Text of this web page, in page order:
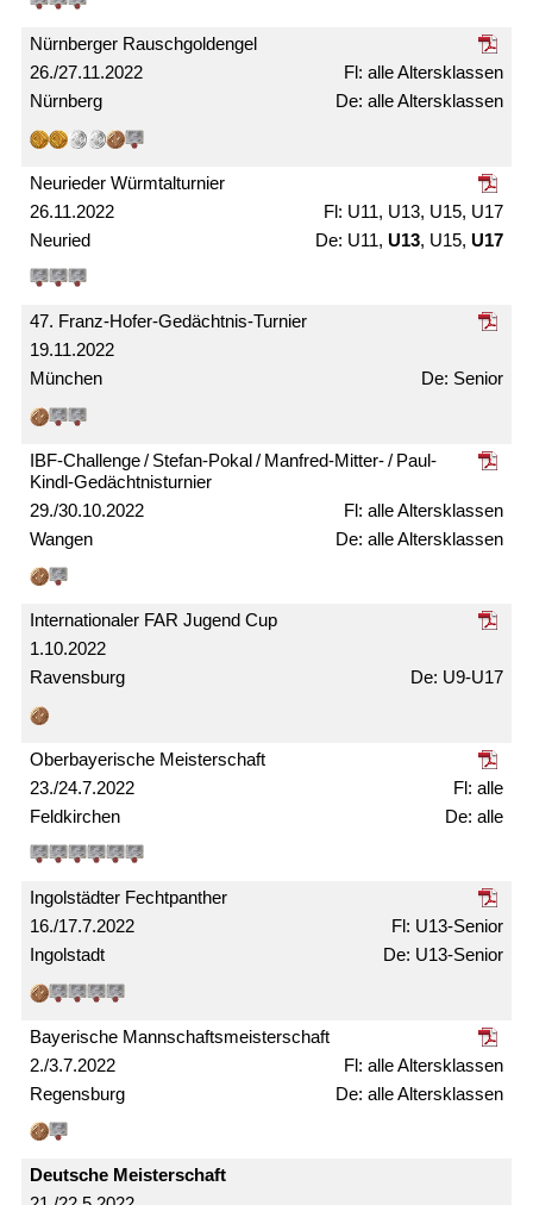
26./27.11.2022
Nürnberger Rausch­gold­engel
Nürnberg
alle Alters­klassen
alle Alters­klassen
26.11.2022
Neurieder Würmtal­turnier
Neuried
U11, U13, U15, U17
U11, U13, U15, U17
19.11.2022
47. Franz-Hofer-Gedächtnis-Turnier
München Senior
29./30.10.2022
IBF-Challenge / Stefan-Pokal / Manfred-Mitter- / Paul-
Kindl-Gedächtnis­turnier
Wangen
alle Alters­klassen
alle Alters­klassen
1.10.2022
Internationaler FAR Jugend Cup
Ravensburg U9-U17
23./24.7.2022
Ober­bayerische Meister­schaft
Feldkirchen
alle
alle
16./17.7.2022
Ingolstädter Fechtpanther
Ingolstadt
U13-Senior
U13-Senior
2./3.7.2022
Bayerische Mann­schafts­meister­schaft
Regensburg
alle Alters­klassen
alle Alters­klassen
Deutsche Meister­schaft